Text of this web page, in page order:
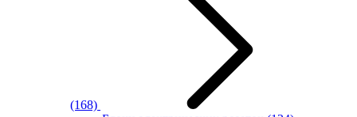
(168)